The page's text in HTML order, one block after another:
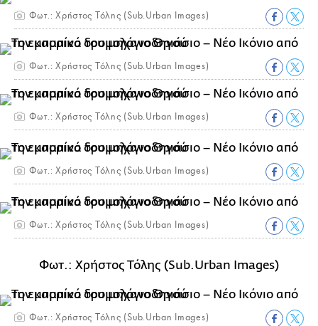
Φωτ.: Χρήστος Τόλης (Sub.Urban Images)
Φωτ.: Χρήστος Τόλης (Sub.Urban Images)
Φωτ.: Χρήστος Τόλης (Sub.Urban Images)
Φωτ.: Χρήστος Τόλης (Sub.Urban Images)
Φωτ.: Χρήστος Τόλης (Sub.Urban Images)
Φωτ.: Χρήστος Τόλης (Sub.Urban Images)
Φωτ.: Χρήστος Τόλης (Sub.Urban Images)